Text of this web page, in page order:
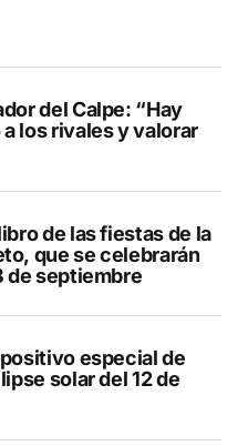
del Calpe: “Hay
los rivales y valorar
de las fiestas de la
que se celebrarán
de septiembre
especial de
solar del 12 de